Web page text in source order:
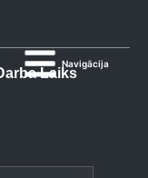
Navigācija
Laiks